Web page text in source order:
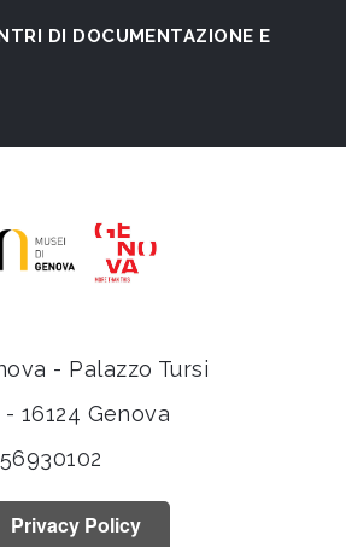
DI DOCUMENTAZIONE E
- Palazzo Tursi
16124 Genova
Privacy Policy